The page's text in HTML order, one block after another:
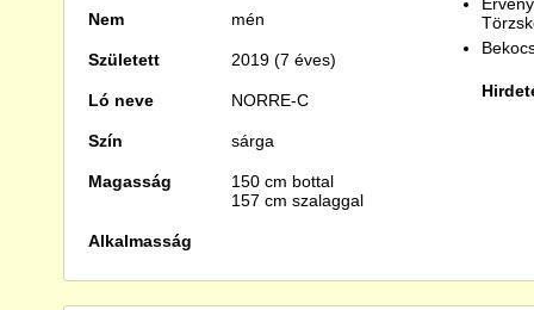
Nem mén
Született 2019 (7 éves)
Ló neve NORRE-C
Szín sárga
Magasság
150 cm bottal
157 cm szalaggal
Alkalmasság